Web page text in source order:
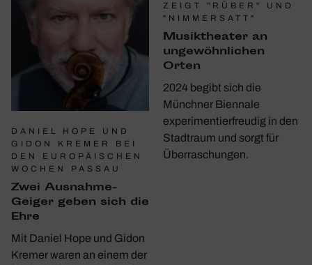
DANIEL HOPE UND
GIDON KREMER BEI
DEN EUROPÄISCHEN
WOCHEN PASSAU
Zwei Ausnahme-
Geiger geben sich die
Ehre
Mit Daniel Hope und Gidon
Kremer waren an einem der
ZEIGT "RÜBER" UND
"NIMMERSATT"
Musik­theater an
unge­wöhn­li­chen
Orten
2024 begibt sich die
Münchner Biennale
experimentierfreudig in den
Stadtraum und sorgt für
Überraschungen.